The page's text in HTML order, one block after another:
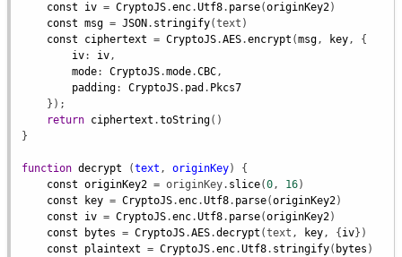
const
iv = CryptoJS.enc.Utf8. parse(originKey2)
const msg = JSON . stringify(text )
const
ciphertext = CryptoJS.AES.encrypt (msg, key, {
iv: iv,
mode: CryptoJS.mode.CBC,
padding: CryptoJS. pad . Pkcs7
    });
return ciphertext .toString()
}
function decrypt (text , originKey) {
const originKey2 = originKey. slice(0, 16)
const
key = CryptoJS.enc.Utf8. parse(originKey2)
const
iv = CryptoJS.enc.Utf8. parse(originKey2)
const
bytes = CryptoJS.AES.decrypt (text , key, { iv})
const
plaintext = CryptoJS.enc.Utf8. stringify( bytes )